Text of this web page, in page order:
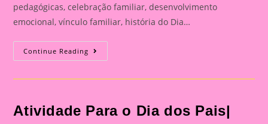
pedagógicas, celebração familiar, desenvolvimento
emocional, vínculo familiar, história do Dia…
Continue Reading Catão
Para
Dia
Dos
Pais:
Atividade Para o Dia dos Pais|